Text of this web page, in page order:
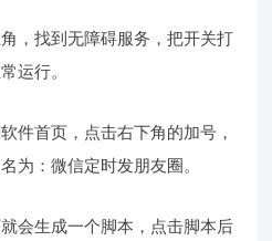
，找到无障碍服务，把开关打
运行。
件首页，点击右下角的加号，
为：微信定时发朋友圈。
会生成一个脚本，点击脚本后